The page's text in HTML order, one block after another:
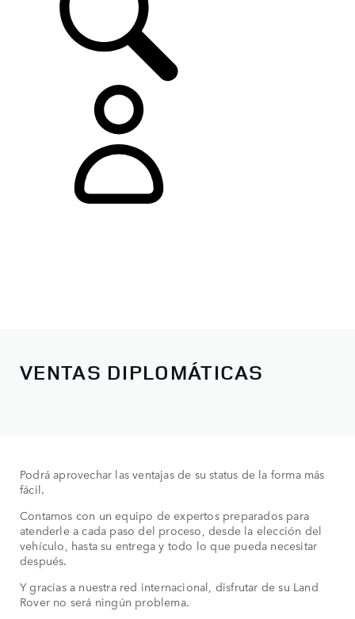
VENTAS DIPLOMÁTICAS
Podrá aprovechar las ventajas de su status de la forma más
fácil.
Contamos con un equipo de expertos preparados para
atenderle a cada paso del proceso, desde la elección del
vehículo, hasta su entrega y todo lo que pueda necesitar
después.
Y gracias a nuestra red internacional, disfrutar de su Land
Rover no será ningún problema.